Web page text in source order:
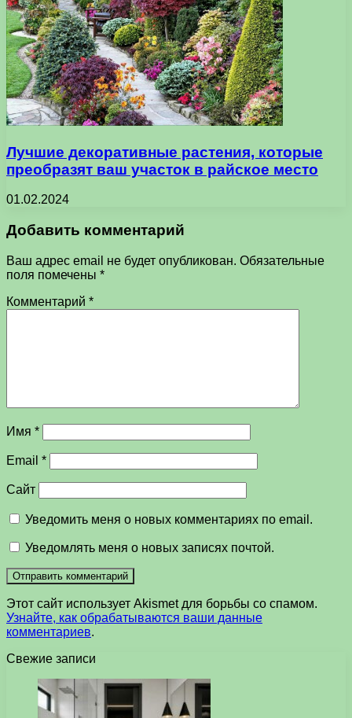
Лучшие декоративные растения, которые
преобразят ваш участок в райское место
01.02.2024
Добавить комментарий
Ваш адрес email не будет опубликован. Обязательные
поля помечены *
Комментарий *
Имя *
Email *
Сайт
Уведомить меня о новых комментариях по email.
Уведомлять меня о новых записях почтой.
Этот сайт использует Akismet для борьбы со спамом.
Узнайте, как обрабатываются ваши данные
комментариев.
Свежие записи